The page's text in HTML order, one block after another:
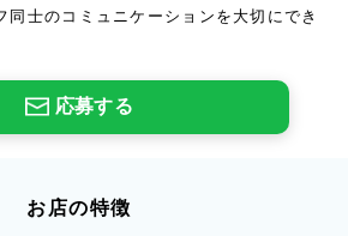
同士のコミュニケーションを大切にでき
応募する
お店の特徴